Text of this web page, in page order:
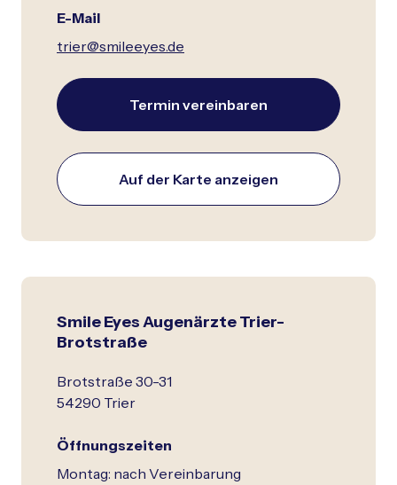
E-Mail
trier@smileeyes.de
Termin vereinbaren
Auf der Karte anzeigen
Smile Eyes Augenärzte Trier-
Brotstraße
Brotstraße 30-31
54290 Trier
Öffnungszeiten
Montag: nach Vereinbarung